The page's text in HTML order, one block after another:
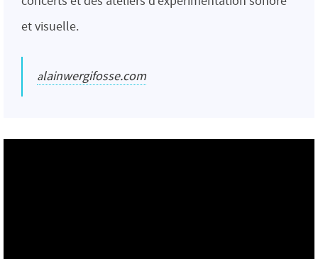
et visuelle.
alainwergifosse.com